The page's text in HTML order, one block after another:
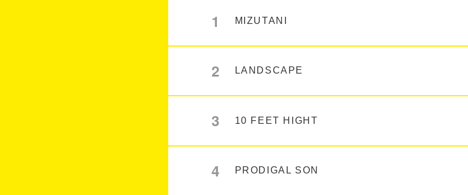
1 MIZUTANI
2 LANDSCAPE
3 10 FEET HIGHT
4 PRODIGAL SON